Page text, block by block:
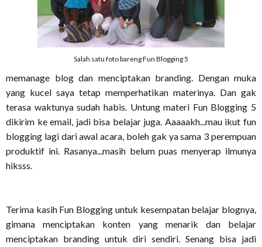
Salah satu foto bareng Fun Blogging 5
memanage blog dan menciptakan branding. Dengan muka
yang kucel saya tetap memperhatikan materinya. Dan gak
terasa waktunya sudah habis. Untung materi Fun Blogging 5
dikirim ke email, jadi bisa belajar juga. Aaaaakh...mau ikut fun
blogging lagi dari awal acara, boleh gak ya sama 3 perempuan
produktif ini. Rasanya...masih belum puas menyerap ilmunya
hiksss.
Terima kasih Fun Blogging untuk kesempatan belajar blognya,
gimana menciptakan konten yang menarik dan belajar
menciptakan branding untuk diri sendiri. Senang bisa jadi